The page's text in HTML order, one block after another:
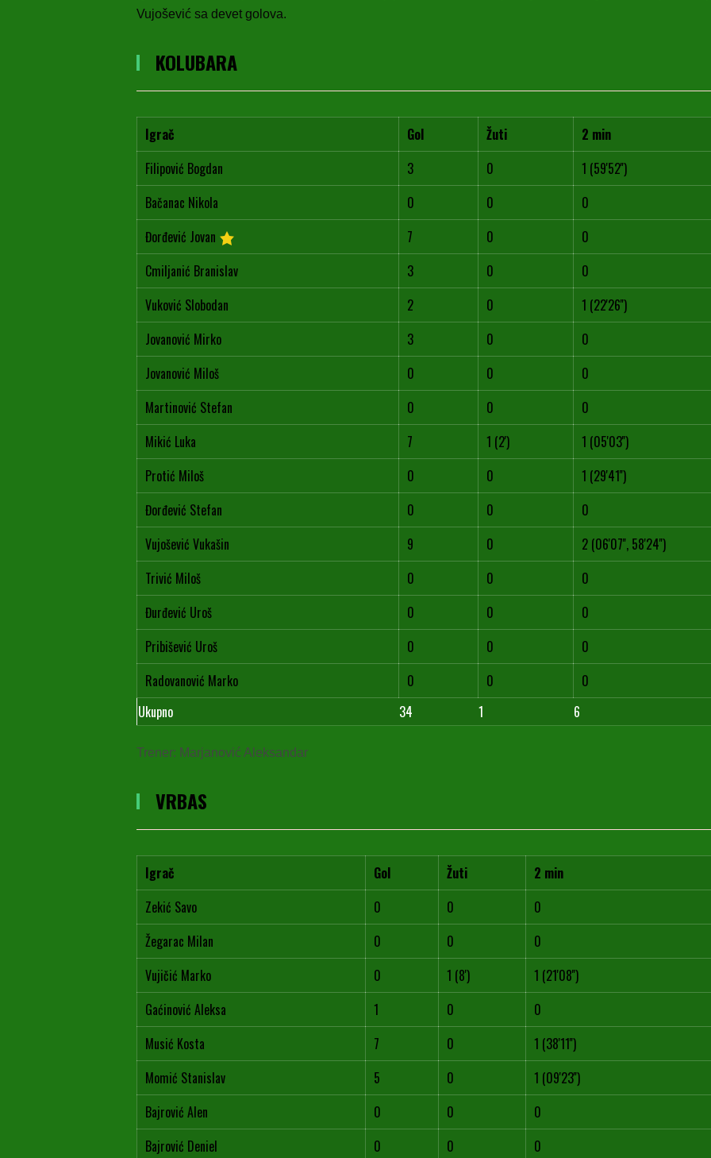
Vujošević sa devet golova.
KOLUBARA
Igrač Gol Žuti 2 min
Filipović Bogdan
3 0 1 (59'52'')
Bačanac Nikola
0 0 0
Đorđević Jovan
7 0 0
Cmiljanić Branislav
3 0 0
Vuković Slobodan
2 0 1 (22'26'')
Jovanović Mirko
3 0 0
Jovanović Miloš
0 0 0
Martinović Stefan
0 0 0
Mikić Luka
7 1 (2') 1 (05'03'')
Protić Miloš
0 0 1 (29'41'')
Đorđević Stefan
0 0 0
Vujošević Vukašin
9 0 2 (06'07'', 58'24'')
Trivić Miloš
0 0 0
Đurđević Uroš
0 0 0
Pribišević Uroš
0 0 0
Radovanović Marko
0 0 0
Ukupno
34 1 6
Trener: Marjanović Aleksandar
VRBAS
Igrač Gol Žuti 2 min
Zekić Savo
0 0 0
Žegarac Milan
0 0 0
Vujičić Marko
0 1 (8') 1 (21'08'')
Gaćinović Aleksa
1 0 0
Musić Kosta
7 0 1 (38'11'')
Momić Stanislav
5 0 1 (09'23'')
Bajrović Alen
0 0 0
Bajrović Deniel
0 0 0